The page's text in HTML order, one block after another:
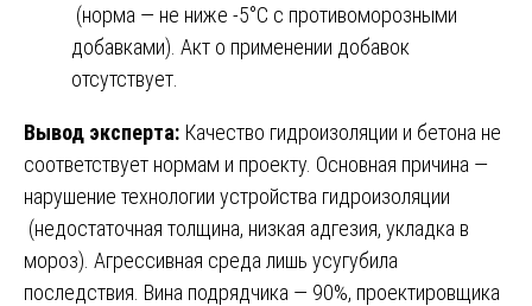
(норма — не ниже -5°C с противоморозными
добавками). Акт о применении добавок
отсутствует.
Вывод эксперта: Качество гидроизоляции и бетона не
соответствует нормам и проекту. Основная причина —
нарушение технологии устройства гидроизоляции
(недостаточная толщина, низкая адгезия, укладка в
мороз). Агрессивная среда лишь усугубила
последствия. Вина подрядчика — 90%, проектировщика